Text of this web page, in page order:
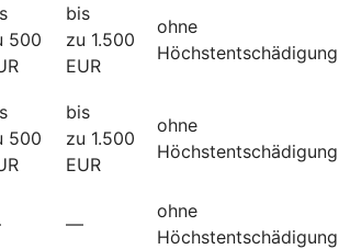
500
bis
zu 1.500
EUR
ohne
Höchstentschädigung
500
bis
zu 1.500
EUR
ohne
Höchstentschädigung
—
ohne
Höchstentschädigung